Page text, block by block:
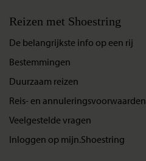
Reizen met Shoestring
De belangrijkste info op een rij
Bestemmingen
Duurzaam reizen
Reis- en annuleringsvoorwaarden
Veelgestelde vragen
Inloggen op mijn.Shoestring